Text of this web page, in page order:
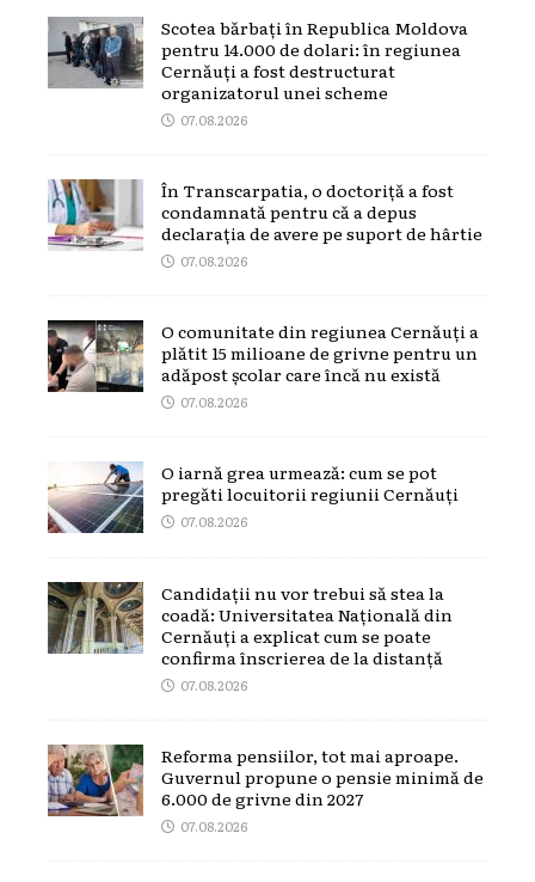
Scotea bărbați în Republica Moldova
pentru 14.000 de dolari: în regiunea
Cernăuți a fost destructurat
organizatorul unei scheme
07.08.2026
În Transcarpatia, o doctoriță a fost
condamnată pentru că a depus
declarația de avere pe suport de hârtie
07.08.2026
O comunitate din regiunea Cernăuți a
plătit 15 milioane de grivne pentru un
adăpost școlar care încă nu există
07.08.2026
O iarnă grea urmează: cum se pot
pregăti locuitorii regiunii Cernăuți
07.08.2026
Candidații nu vor trebui să stea la
coadă: Universitatea Națională din
Cernăuți a explicat cum se poate
confirma înscrierea de la distanță
07.08.2026
Reforma pensiilor, tot mai aproape.
Guvernul propune o pensie minimă de
6.000 de grivne din 2027
07.08.2026